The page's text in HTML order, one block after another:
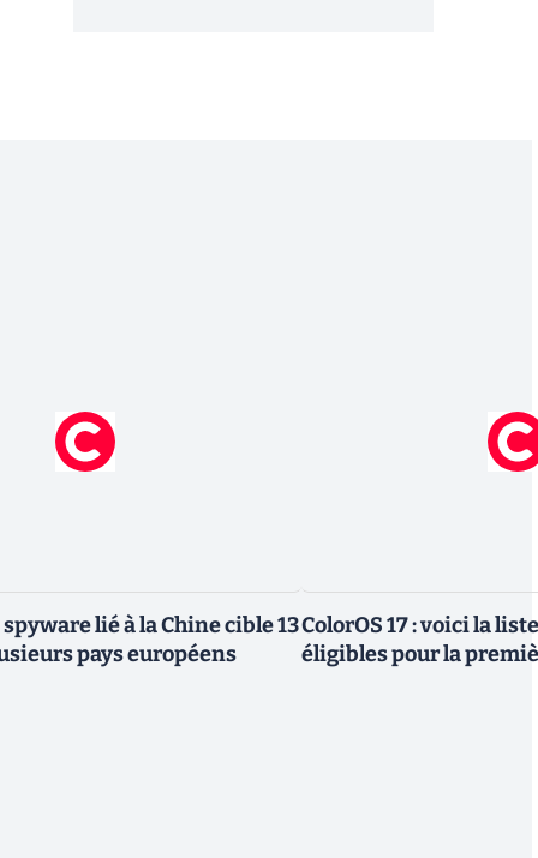
lié à la Chine cible 13
pays européens
ColorOS 17 : voici la
éligibles pour la